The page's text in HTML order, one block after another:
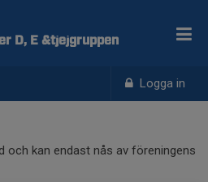
Logga in
D, E &tjejgruppen
och kan endast nås av föreningens